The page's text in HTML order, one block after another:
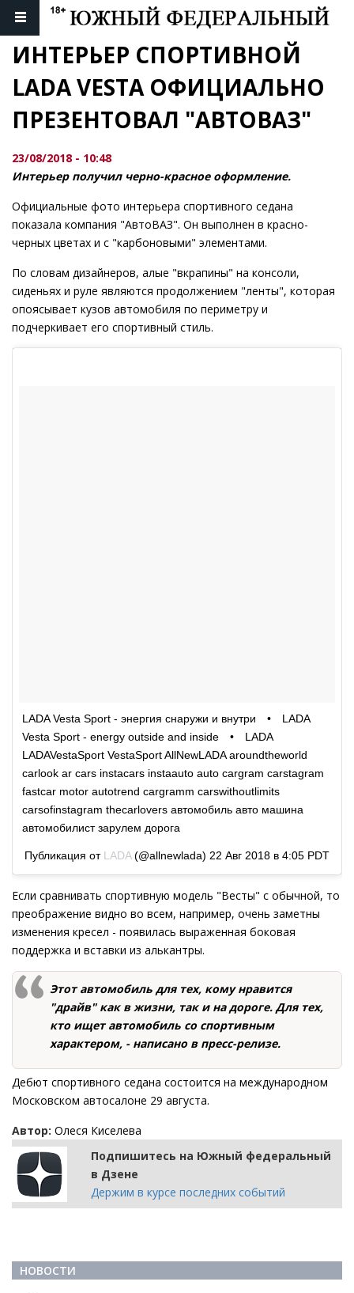
ИНТЕРЬЕР СПОРТИВНОЙ
LADA VESTA ОФИЦИАЛЬНО
ПРЕЗЕНТОВАЛ "АВТОВАЗ"
23/08/2018 - 10:48
Интерьер получил черно-красное оформление.
Официальные фото интерьера спортивного седана
показала компания "АвтоВАЗ". Он выполнен в красно-
черных цветах и с "карбоновыми" элементами.
По словам дизайнеров, алые "вкрапины" на консоли,
сиденьях и руле являются продолжением "ленты", которая
опоясывает кузов автомобиля по периметру и
подчеркивает его спортивный стиль.
LADA Vesta Sport - энергия снаружи и внутри⠀ •⠀ LADA
Vesta Sport - energy outside and inside⠀ •⠀ LADA
LADAVestaSport VestaSport AllNewLADA aroundtheworld
carlook ar cars instacars instaauto auto cargram carstagram
fastcar motor autotrend cargramm carswithoutlimits
carsofinstagram thecarlovers автомобиль авто машина
автомобилист зарулем дорога
Публикация от LADA(@allnewlada) 22 Авг 2018 в 4:05 PDT
Если сравнивать спортивную модель "Весты" с обычной, то
преображение видно во всем, например, очень заметны
изменения кресел - появилась выраженная боковая
поддержка и вставки из алькантры.
Этот автомобиль для тех, кому нравится
"драйв" как в жизни, так и на дороге. Для тех,
кто ищет автомобиль со спортивным
характером, - написано в пресс-релизе.
Дебют спортивного седана состоится на международном
Московском автосалоне 29 августа.
Автор: Олеся Киселева
Подпишитесь на Южный федеральный
в Дзене
Держим в курсе последних событий
НОВОСТИ